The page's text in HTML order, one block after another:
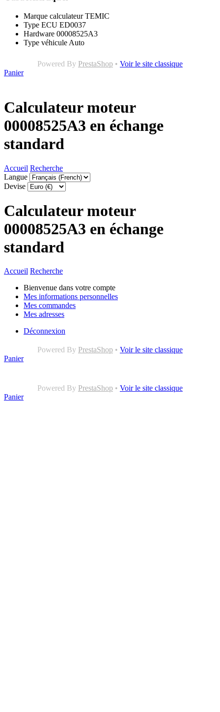
Marque calculateur TEMIC
Type ECU ED0037
Hardware 00008525A3
Type véhicule Auto
Powered By PrestaShop • Voir le site classique
Panier
Calculateur moteur
00008525A3 en échange
standard
Accueil Recherche
Langue
Devise
Calculateur moteur
00008525A3 en échange
standard
Accueil Recherche
Bienvenue dans votre compte
Mes informations personnelles
Mes commandes
Mes adresses
Déconnexion
Powered By PrestaShop • Voir le site classique
Panier
Powered By PrestaShop • Voir le site classique
Panier